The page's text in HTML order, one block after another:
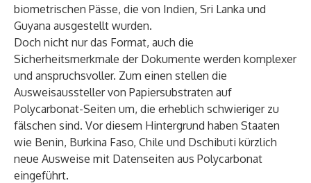
biometrischen Pässe, die von Indien, Sri Lanka und
Guyana ausgestellt wurden.
Doch nicht nur das Format, auch die
Sicherheitsmerkmale der Dokumente werden komplexer
und anspruchsvoller. Zum einen stellen die
Ausweisaussteller von Papiersubstraten auf
Polycarbonat-Seiten um, die erheblich schwieriger zu
fälschen sind. Vor diesem Hintergrund haben Staaten
wie Benin, Burkina Faso, Chile und Dschibuti kürzlich
neue Ausweise mit Datenseiten aus Polycarbonat
eingeführt.